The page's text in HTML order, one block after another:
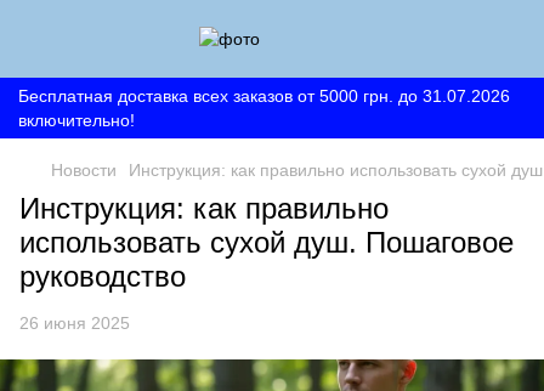
Бесплатная доставка всех заказов от 5000 грн. до 31.07.2026
включительно!
Новости Инструкция: как правильно использовать сухой
Инструкция: как правильно
использовать сухой душ. Пошаговое
руководство
26 июня 2025